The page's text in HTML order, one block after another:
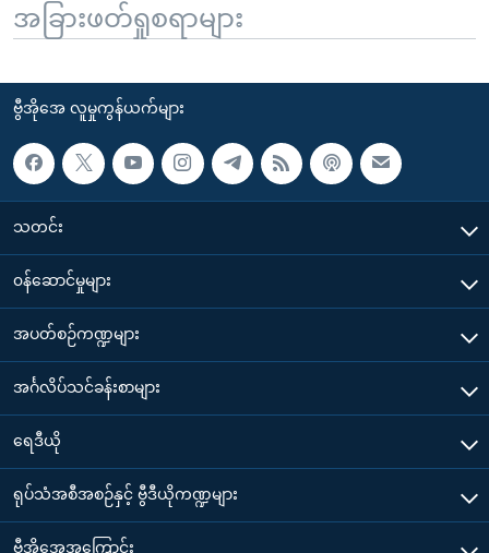
အခြားဖတ်ရှုစရာများ
ဗွီအိုအေ လူမှုကွန်ယက်များ
သတင်း
၀န်ဆောင်မှုများ
အပတ်စဉ်ကဏ္ဍများ
အင်္ဂလိပ်သင်ခန်းစာများ
ရေဒီယို
ရုပ်သံအစီအစဉ်နှင့် ဗွီဒီယိုကဏ္ဍများ
ဗွီအိုအေအကြောင်း